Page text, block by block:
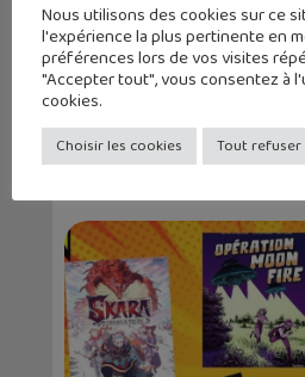
Tunnels : une BD
Sanlaville
Nous utilisons des cookies sur ce
l'expérience la plus pertinente en
préférences lors de vos visites
"Accepter tout", vous consentez à
cookies.
Choisir les cookies Tout refuser